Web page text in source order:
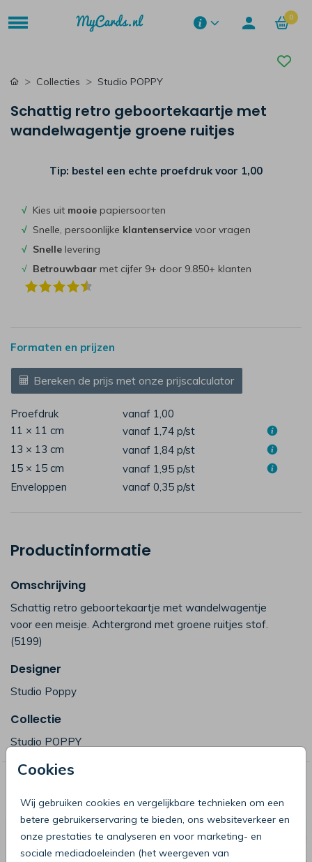
0
Cookies
Wij gebruiken cookies en vergelijkbare technieken om een
betere gebruikerservaring te bieden, ons websiteverkeer en
onze prestaties te analyseren en voor marketing- en
sociale mediadoeleinden (het weergeven van
Collecties Studio POPPY
Schattig retro geboortekaartje met
wandelwagentje groene ruitjes
Tip: bestel een echte proefdruk voor 1,00
√ Kies uit mooie papiersoorten
√ Snelle, persoonlijke klantenservice voor vragen
√ Snelle levering
√ Betrouwbaar met cijfer 9+ door 9.850+ klanten
Formaten en prijzen
Bereken de prijs met onze prijscalculator
Proefdruk
vanaf 1,00
11 × 11 cm
vanaf 1,74 p/st
13 × 13 cm
vanaf 1,84 p/st
15 × 15 cm
vanaf 1,95 p/st
Enveloppen
vanaf 0,35 p/st
Productinformatie
Omschrijving
Schattig retro geboortekaartje met wandelwagentje
voor een meisje. Achtergrond met groene ruitjes stof.
(5199)
Designer
Studio Poppy
Collectie
Studio POPPY
voor je